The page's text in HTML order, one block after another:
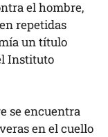
el hombre,
repetidas
un título
Instituto
se encuentra
en el cuello